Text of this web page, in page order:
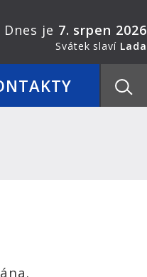
Dnes je 7. srpen 2026
Svátek slaví Lada